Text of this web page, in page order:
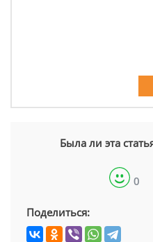
Была ли эта
0
Поделиться: